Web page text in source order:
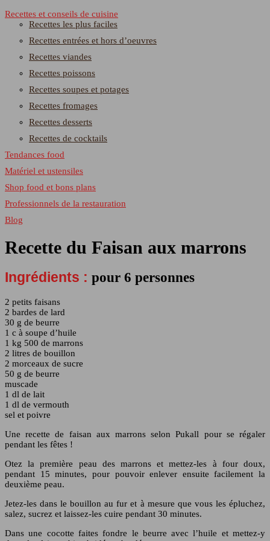
Recettes et conseils de cuisine
Recettes les plus faciles
Recettes entrées et hors d’oeuvres
Recettes viandes
Recettes poissons
Recettes soupes et potages
Recettes fromages
Recettes desserts
Recettes de cocktails
Tendances food
Matériel et ustensiles
Shop food et bons plans
Professionnels de la restauration
Blog
Recette du Faisan aux marrons
Ingrédients : pour 6 personnes
2 petits faisans
2 bardes de lard
30 g de beurre
1 c à soupe d’huile
1 kg 500 de marrons
2 litres de bouillon
2 morceaux de sucre
50 g de beurre
muscade
1 dl de lait
1 dl de vermouth
sel et poivre
Une recette de faisan aux marrons selon Pukall pour se régaler
pendant les fêtes !
Otez la première peau des marrons et mettez-les à four doux,
pendant 15 minutes, pour pouvoir enlever ensuite facilement la
deuxième peau.
Jetez-les dans le bouillon au fur et à mesure que vous les épluchez,
salez, sucrez et laissez-les cuire pendant 30 minutes.
Dans une cocotte faites fondre le beurre avec l’huile et mettez-y